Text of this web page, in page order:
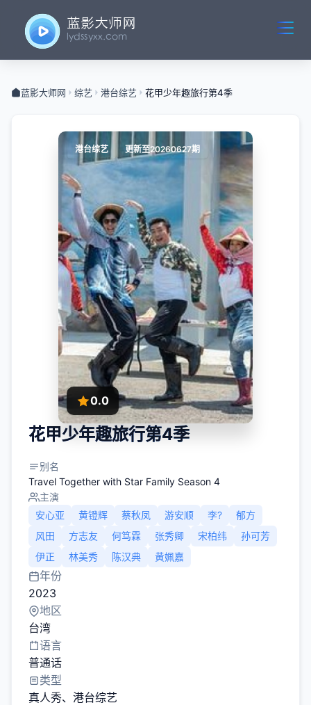
蓝影大师网 综艺 港台综艺 花甲少年趣旅行第4季
港台综艺 更新至20260627期
0.0
花甲少年趣旅行第4季
别名
Travel Together with Star Family Season 4
主演
安心亚
黄镫辉 蔡秋凤 游安顺 李?
郁方
风田
方志友 何笃霖 张秀卿 宋柏纬
孙可芳
伊正
林美秀 陈汉典 黄姵嘉
年份
2023
地区
台湾
语言
普通话
类型
真人秀、 港台综艺